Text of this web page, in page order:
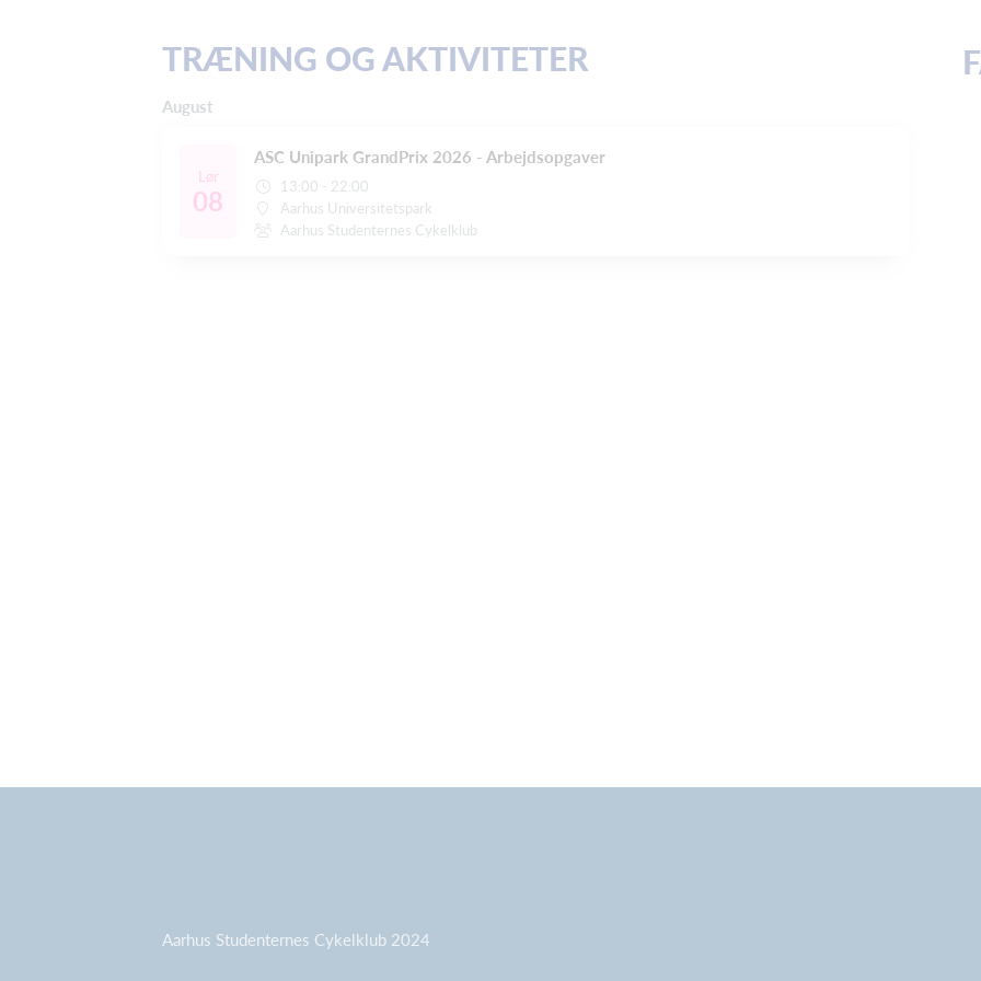
TRÆNING OG AKTIVITETER
August
Lør
08
ASC Unipark GrandPrix 2026 - Arbejdsopgaver
13:00 - 22:00
Aarhus Universitetspark
Aarhus Studenternes Cykelklub
Aarhus Studenternes Cykelklub 2024